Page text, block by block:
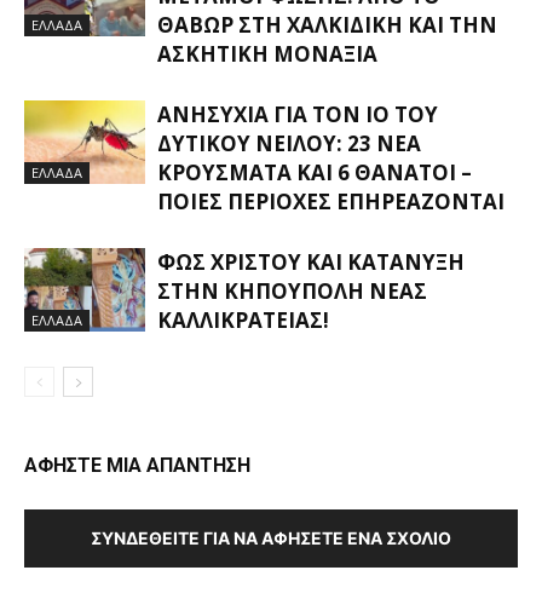
ΕΛΛΑΔΑ
ΘΑΒΏΡ ΣΤΗ ΧΑΛΚΙΔΙΚΉ ΚΑΙ ΤΗΝ
ΑΣΚΗΤΙΚΉ ΜΟΝΑΞΙΆ
ΕΛΛΑΔΑ
ΑΝΗΣΥΧΊΑ ΓΙΑ ΤΟΝ ΙΌ ΤΟΥ
ΔΥΤΙΚΟΎ ΝΕΊΛΟΥ: 23 ΝΈΑ
ΚΡΟΎΣΜΑΤΑ ΚΑΙ 6 ΘΆΝΑΤΟΙ –
ΠΟΙΕΣ ΠΕΡΙΟΧΈΣ ΕΠΗΡΕΆΖΟΝΤΑΙ
ΕΛΛΑΔΑ
ΦΩΣ ΧΡΙΣΤΟΎ ΚΑΙ ΚΑΤΆΝΥΞΗ
ΣΤΗΝ ΚΗΠΟΎΠΟΛΗ ΝΈΑΣ
ΚΑΛΛΙΚΡΆΤΕΙΑΣ!
ΑΦΗΣΤΕ ΜΙΑ ΑΠΑΝΤΗΣΗ
ΣΥΝΔΕΘΕΊΤΕ ΓΙΑ ΝΑ ΑΦΉΣΕΤΕ ΈΝΑ ΣΧΌΛΙΟ